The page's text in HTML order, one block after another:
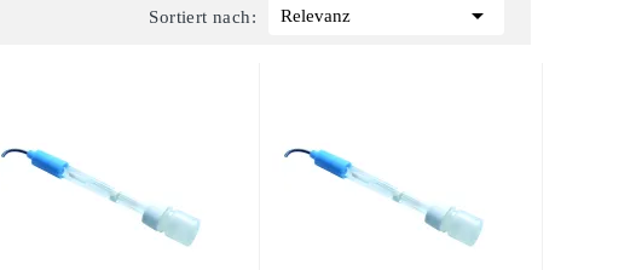
Sortiert nach: Relevanz 